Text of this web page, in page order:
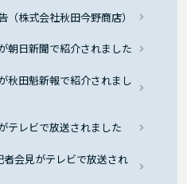
株式会社秋田今野商店）
朝日新聞で紹介されました
秋田魁新報で紹介されまし
テレビで放送されました
者会見がテレビで放送され